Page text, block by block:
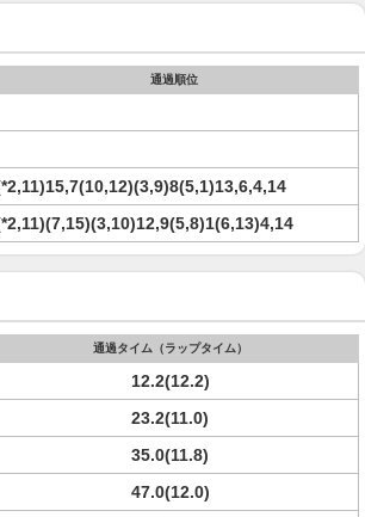
通過順位
通過タイム（ラップタイム）
12.2(12.2)
23.2(11.0)
35.0(11.8)
47.0(12.0)